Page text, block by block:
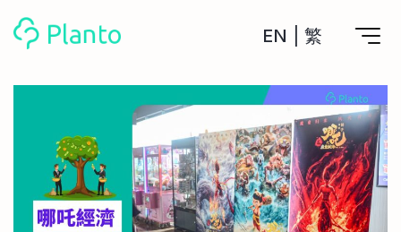
EN 繁
計劃買樓
計劃買樓第一步
全功能記賬
管理及分析所有戶口
管理MPF戶口
私人貸款
年利率/APR/年息比較
關於我們